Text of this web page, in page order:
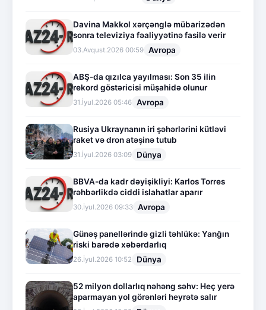
Davina Makkol xərçənglə mübarizədən
sonra televiziya fəaliyyətinə fasilə verir
03.Avqust.2026 00:59 Avropa
ABŞ-da qızılca yayılması: Son 35 ilin
rekord göstəricisi müşahidə olunur
31.İyul.2026 05:46 Avropa
Rusiya Ukraynanın iri şəhərlərini kütləvi
raket və dron atəşinə tutub
31.İyul.2026 03:09 Dünya
BBVA-da kadr dəyişikliyi: Karlos Torres
rəhbərlikdə ciddi islahatlar aparır
30.İyul.2026 09:33 Avropa
Günəş panellərində gizli təhlükə: Yanğın
riski barədə xəbərdarlıq
26.İyul.2026 10:52 Dünya
52 milyon dollarlıq nəhəng səhv: Heç yerə
aparmayan yol görənləri heyrətə salır